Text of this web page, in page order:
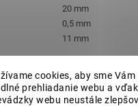
cookies, aby sme
prehliadanie webu a
webu neustále
20 mm
0,5 mm
11 mm
Podobný tovar Súvisiaci tovar